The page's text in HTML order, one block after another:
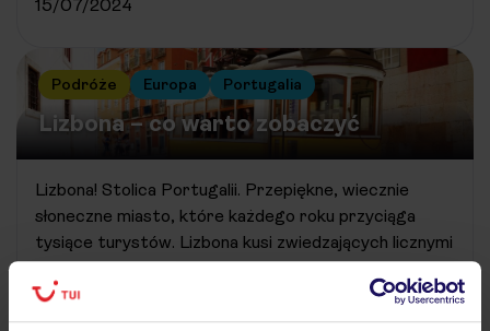
15/07/2024
Podróże Europa Portugalia
Lizbona – co warto zobaczyć
Lizbona! Stolica Portugalii. Przepiękne, wiecznie
słoneczne miasto, które każdego roku przyciąga
tysiące turystów. Lizbona kusi zwiedzających licznymi
fascynującymi zabytkami, uroczymi uliczkami i
magicznymi kawiarenkami,…
Czytaj więcej ››